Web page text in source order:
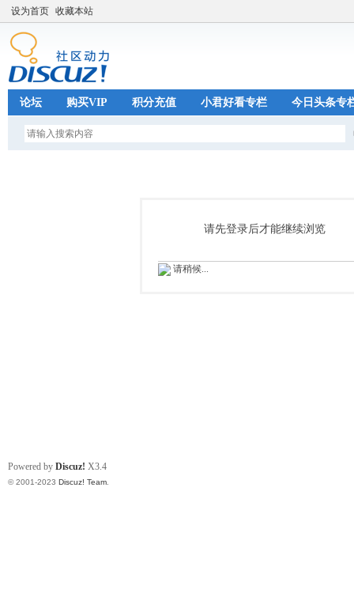
设为首页 收藏本站
论坛 购买VIP 积分充值 小君好看专栏 今日头条专
请先登录后才能继续浏览
请稍候...
Powered by Discuz! X3.4
© 2001-2023 Discuz! Team